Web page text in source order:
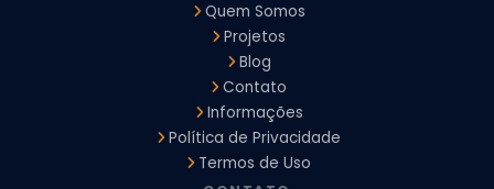
Design de Interiores Residencial
Empresa de Arquitetura e Design
Empresas de Arquitetura e Design de Interiores
Escritório de Design de Interiores
Projeto Executivo Arquitetura
Arquitetura Institucional
Arquitetura Residencial
Empresa de Arquitetura
Empresa de Arquitetura e Engenharia
Empresa Design de Interiores
Escritorio de Arquitetura
Quem Somos
Projetos
Blog
Contato
Informações
Política de Privacidade
Termos de Uso